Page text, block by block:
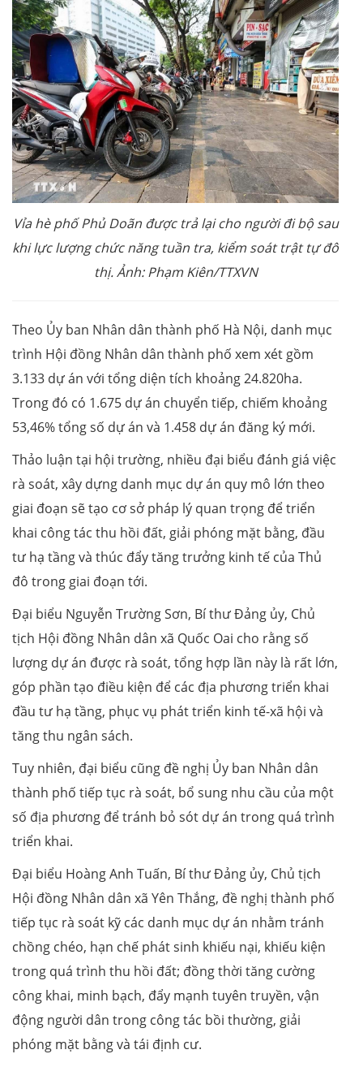
Vỉa hè phố Phủ Doãn được trả lại cho người đi bộ sau
khi lực lượng chức năng tuần tra, kiểm soát trật tự đô
thị. Ảnh: Phạm Kiên/TTXVN
Theo Ủy ban Nhân dân thành phố Hà Nội, danh mục
trình Hội đồng Nhân dân thành phố xem xét gồm
3.133 dự án với tổng diện tích khoảng 24.820ha.
Trong đó có 1.675 dự án chuyển tiếp, chiếm khoảng
53,46% tổng số dự án và 1.458 dự án đăng ký mới.
Thảo luận tại hội trường, nhiều đại biểu đánh giá việc
rà soát, xây dựng danh mục dự án quy mô lớn theo
giai đoạn sẽ tạo cơ sở pháp lý quan trọng để triển
khai công tác thu hồi đất, giải phóng mặt bằng, đầu
tư hạ tầng và thúc đẩy tăng trưởng kinh tế của Thủ
đô trong giai đoạn tới.
Đại biểu Nguyễn Trường Sơn, Bí thư Đảng ủy, Chủ
tịch Hội đồng Nhân dân xã Quốc Oai cho rằng số
lượng dự án được rà soát, tổng hợp lần này là rất lớn,
góp phần tạo điều kiện để các địa phương triển khai
đầu tư hạ tầng, phục vụ phát triển kinh tế-xã hội và
tăng thu ngân sách.
Tuy nhiên, đại biểu cũng đề nghị Ủy ban Nhân dân
thành phố tiếp tục rà soát, bổ sung nhu cầu của một
số địa phương để tránh bỏ sót dự án trong quá trình
triển khai.
Đại biểu Hoàng Anh Tuấn, Bí thư Đảng ủy, Chủ tịch
Hội đồng Nhân dân xã Yên Thắng, đề nghị thành phố
tiếp tục rà soát kỹ các danh mục dự án nhằm tránh
chồng chéo, hạn chế phát sinh khiếu nại, khiếu kiện
trong quá trình thu hồi đất; đồng thời tăng cường
công khai, minh bạch, đẩy mạnh tuyên truyền, vận
động người dân trong công tác bồi thường, giải
phóng mặt bằng và tái định cư.